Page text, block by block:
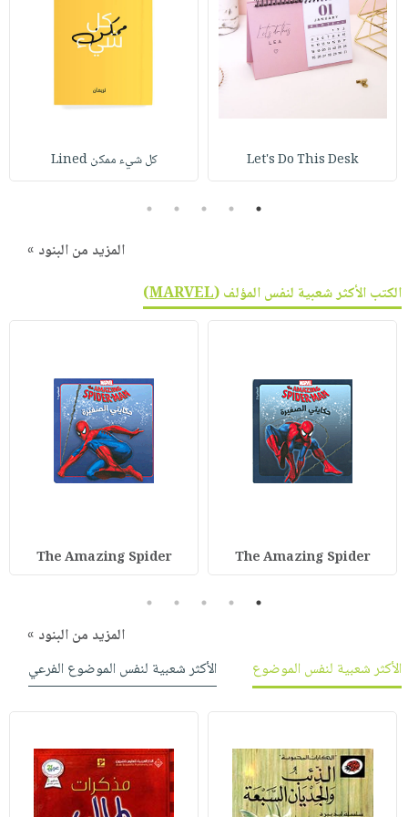
Let's Do This Desk كل شيء ممكن Lined
1
2
3
4
5
المزيد من البنود »
الكتب الأكثر شعبية لنفس المؤلف (MARVEL
)
The Amazing Spider
The Amazing Spider
1
2
3
4
5
المزيد من البنود »
الأكثر شعبية لنفس الموضوع
الأكثر شعبية لنفس الموضوع الفرعي